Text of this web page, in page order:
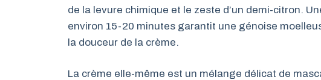
de la levure chimique et le zeste d’un demi-citron.
environ 15-20 minutes garantit une génoise
la douceur de la crème.
La crème elle-même est un mélange délicat de